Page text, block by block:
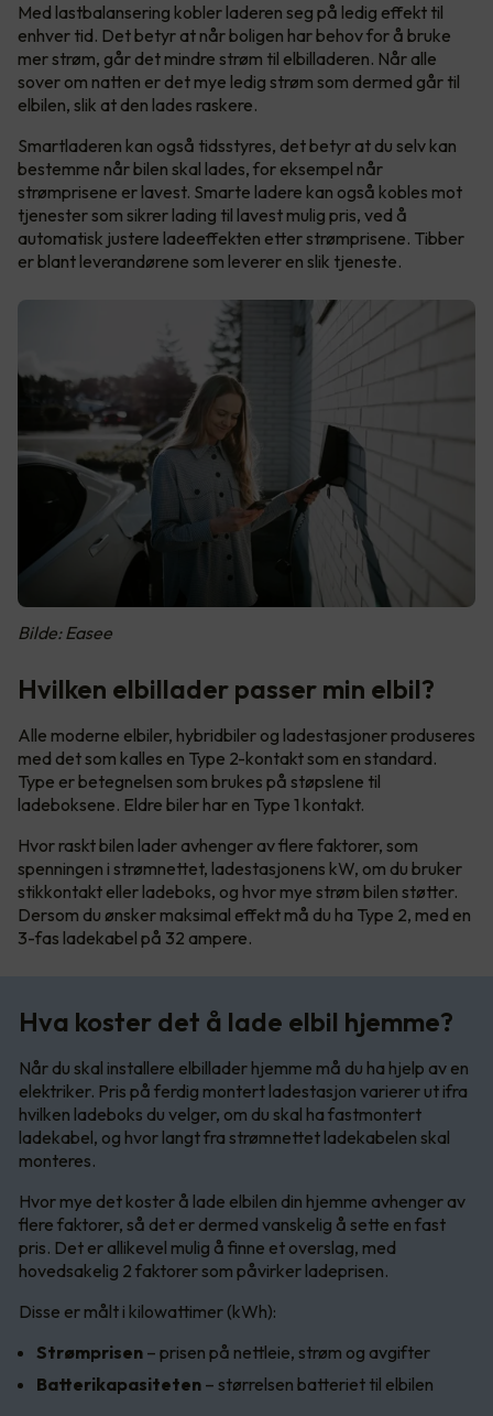
Med lastbalansering kobler laderen seg på ledig effekt til
enhver tid. Det betyr at når boligen har behov for å bruke
mer strøm, går det mindre strøm til elbilladeren. Når alle
sover om natten er det mye ledig strøm som dermed går til
elbilen, slik at den lades raskere.
Smartladeren kan også tidsstyres, det betyr at du selv kan
bestemme når bilen skal lades, for eksempel når
strømprisene er lavest. Smarte ladere kan også kobles mot
tjenester som sikrer lading til lavest mulig pris, ved å
automatisk justere ladeeffekten etter strømprisene. Tibber
er blant leverandørene som leverer en slik tjeneste.
Bilde: Easee
Hvilken elbillader passer min elbil?
Alle moderne elbiler, hybridbiler og ladestasjoner produseres
med det som kalles en Type 2-kontakt som en standard.
Type er betegnelsen som brukes på støpslene til
ladeboksene. Eldre biler har en Type 1 kontakt.
Hvor raskt bilen lader avhenger av flere faktorer, som
spenningen i strømnettet, ladestasjonens kW, om du bruker
stikkontakt eller ladeboks, og hvor mye strøm bilen støtter.
Dersom du ønsker maksimal effekt må du ha Type 2, med en
3-fas ladekabel på 32 ampere.
Hva koster det å lade elbil hjemme?
Når du skal installere elbillader hjemme må du ha hjelp av en
elektriker. Pris på ferdig montert ladestasjon varierer ut ifra
hvilken ladeboks du velger, om du skal ha fastmontert
ladekabel, og hvor langt fra strømnettet ladekabelen skal
monteres.
Hvor mye det koster å lade elbilen din hjemme avhenger av
flere faktorer, så det er dermed vanskelig å sette en fast
pris. Det er allikevel mulig å finne et overslag, med
hovedsakelig 2 faktorer som påvirker ladeprisen.
Disse er målt i kilowattimer (kWh):
Strømprisen – prisen på nettleie, strøm og avgifter
Batterikapasiteten – størrelsen batteriet til elbilen